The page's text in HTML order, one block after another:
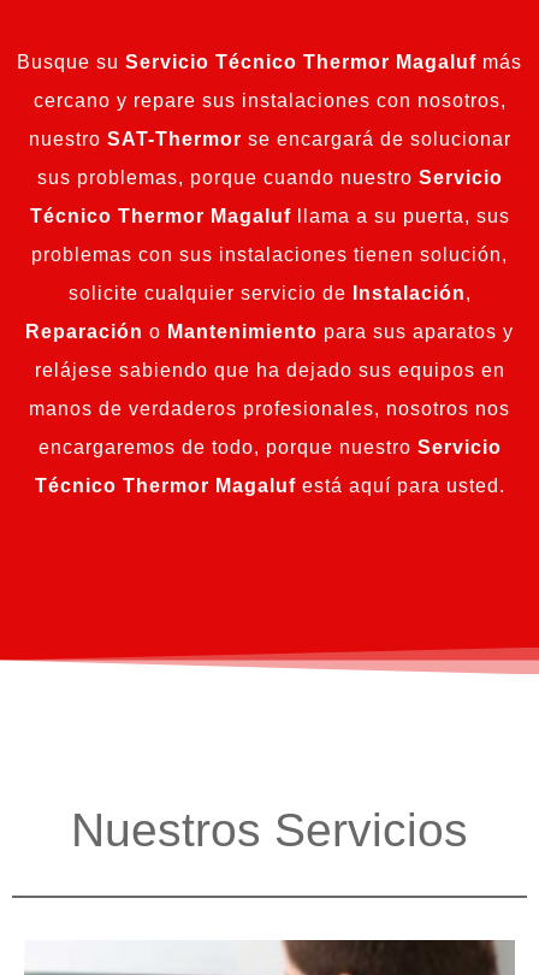
Busque su Servicio Técnico Thermor Magaluf más
cercano y repare sus instalaciones con nosotros,
nuestro SAT-Thermor se encargará de solucionar
sus problemas, porque cuando nuestro Servicio
Técnico Thermor Magalufllama a su puerta, sus
problemas con sus instalaciones tienen solución,
solicite cualquier servicio de
Instalación,
Reparación o Mantenimiento para sus aparatos y
relájese sabiendo que ha dejado sus equipos en
manos de verdaderos profesionales, nosotros nos
encargaremos de todo, porque nuestro Servicio
Técnico Thermor Magalufestá aquí para usted.
Nuestros Servicios